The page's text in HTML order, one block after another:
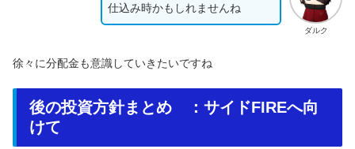
ダルク
仕込み時かもしれませんね
徐々に分配金も意識していきたいですね
後の投資方針まとめ ：サイドFIREへ向
けて